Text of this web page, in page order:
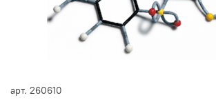
арт. 260610